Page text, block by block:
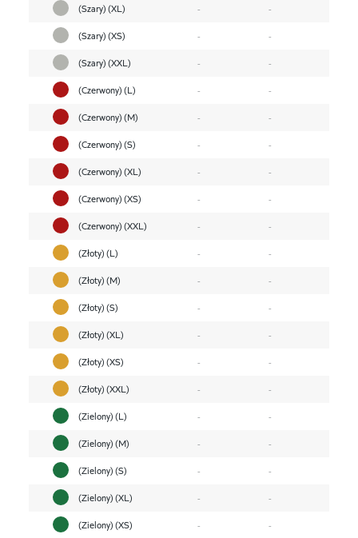
(Szary) (XL)
-
-
(Szary) (XS)
-
-
(Szary) (XXL)
-
-
(Czerwony) (L)
-
-
(Czerwony) (M)
-
-
(Czerwony) (S)
-
-
(Czerwony) (XL)
-
-
(Czerwony) (XS)
-
-
(Czerwony) (XXL)
-
-
(Złoty) (L)
-
-
(Złoty) (M)
-
-
(Złoty) (S)
-
-
(Złoty) (XL)
-
-
(Złoty) (XS)
-
-
(Złoty) (XXL)
-
-
(Zielony) (L)
-
-
(Zielony) (M)
-
-
(Zielony) (S)
-
-
(Zielony) (XL)
-
-
(Zielony) (XS)
-
-